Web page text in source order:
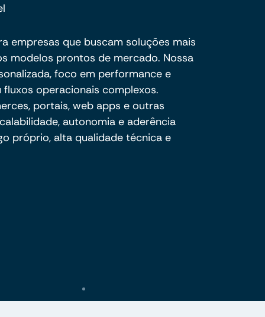
empresas que buscam soluções mais
modelos prontos de mercado. Nossa
foco em performance e
operacionais complexos.
portais, web apps e outras
autonomia e aderência
próprio, alta qualidade técnica e